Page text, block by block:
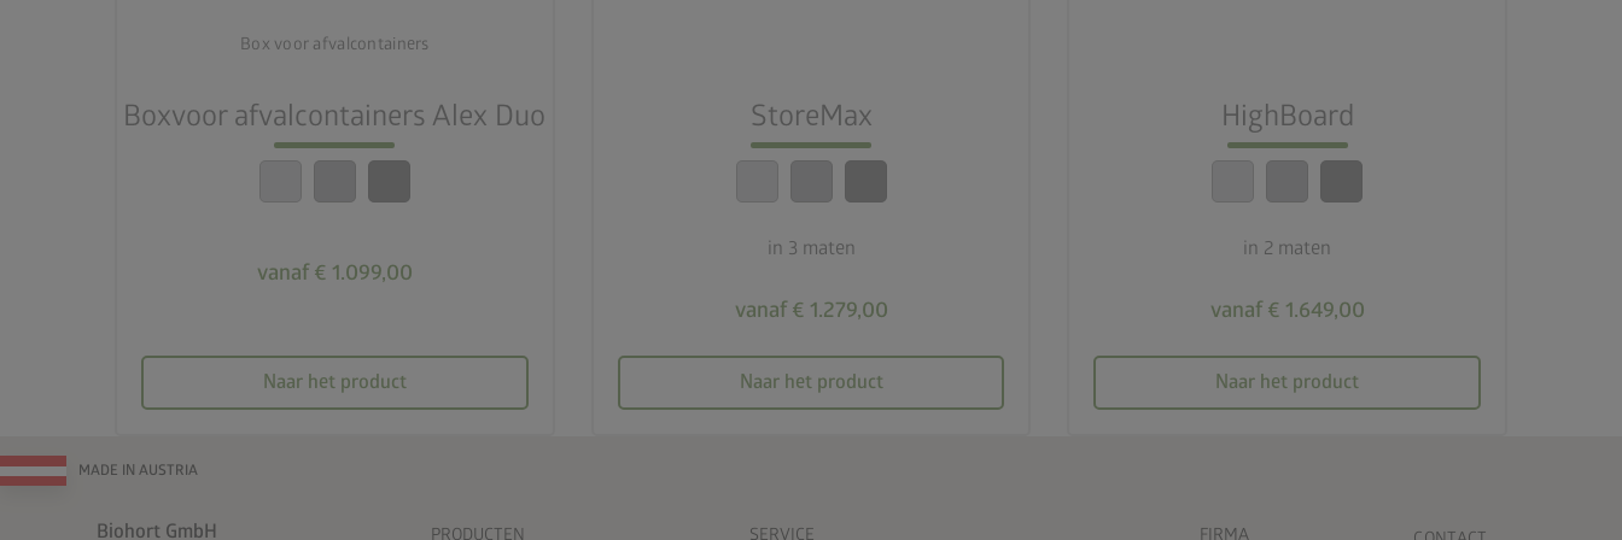
Box voor afvalcontainers
Boxvoor afvalcontainers Alex Duo
vanaf € 1.099,00
Naar het product
lock_person
calendar_month
20 jaar garantie
StoreMax
in 3 maten
vanaf € 1.279,00
Naar het product
calendar_month
HighBoard
in 2 maten
vanaf € 1.649,00
Naar het product
calendar_month
MADE IN AUSTRIA
Biohort GmbH PRODUCTEN SERVICE FIRMA